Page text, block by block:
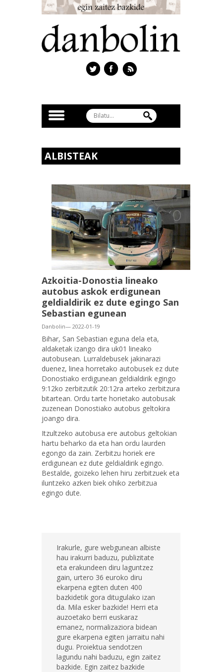
ALBISTEAK
Azkoitia-Donostia lineako
autobus askok erdigunean
geldialdirik ez dute egingo San
Sebastian egunean
Danbolin— 2022-01-19
Bihar, San Sebastian eguna dela eta,
aldaketak izango dira uk01 lineako
autobusean. Lurraldebusek jakinarazi
duenez, linea horretako autobusek ez dute
Donostiako erdigunean geldialdirik egingo
9:12ko zerbitzutik 20:12ra arteko zerbitzura
bitartean. Ordu tarte horietako autobusak
zuzenean Donostiako autobus geltokira
joango dira.
Itzultzeko autobusa ere autobus geltokian
hartu beharko da eta han ordu laurden
egongo da zain. Zerbitzu horiek ere
erdigunean ez dute geldialdirik egingo.
Bestalde, goizeko lehen hiru zerbitzuek eta
iluntzeko azken biek ohiko zerbitzua
egingo dute.
Irakurle, gure webgunean albiste
hau irakurri baduzu, publizitate
eta erakundeen diru laguntzez
gain, urtero 36 euroko diru
ekarpena egiten duten 400
bazkidetik gora ditugulako izan
da. Mila esker bazkide! Herri eta
auzoetako berri euskaraz
emanez, normalizaziora bidean
gure ekarpena egiten jarraitu nahi
dugu. Proiektua sendotzen
lagundu nahi baduzu, egin zaitez
bazkide. Egin zaitez bazkide